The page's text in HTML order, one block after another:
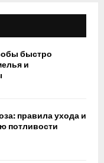
быстро
и
правила ухода и
потливости